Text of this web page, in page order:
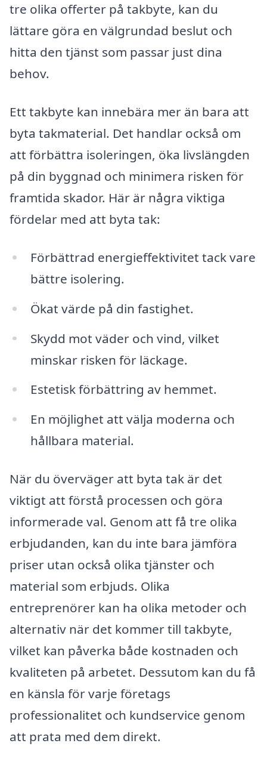
tre olika offerter på takbyte, kan du
lättare göra en välgrundad beslut och
hitta den tjänst som passar just dina
behov.
Ett takbyte kan innebära mer än bara att
byta takmaterial. Det handlar också om
att förbättra isoleringen, öka livslängden
på din byggnad och minimera risken för
framtida skador. Här är några viktiga
fördelar med att byta tak:
Förbättrad energieffektivitet tack vare
bättre isolering.
Ökat värde på din fastighet.
Skydd mot väder och vind, vilket
minskar risken för läckage.
Estetisk förbättring av hemmet.
En möjlighet att välja moderna och
hållbara material.
När du överväger att byta tak är det
viktigt att förstå processen och göra
informerade val. Genom att få tre olika
erbjudanden, kan du inte bara jämföra
priser utan också olika tjänster och
material som erbjuds. Olika
entreprenörer kan ha olika metoder och
alternativ när det kommer till takbyte,
vilket kan påverka både kostnaden och
kvaliteten på arbetet. Dessutom kan du få
en känsla för varje företags
professionalitet och kundservice genom
att prata med dem direkt.